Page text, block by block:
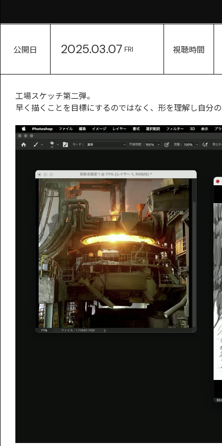
公開日 2025.03.07 FRI 視聴時間
工場スケッチ第二弾。
早く描くことを目標にするのではなく、形を理解し自分